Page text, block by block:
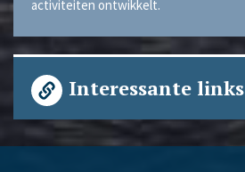
activiteiten ontwikkelt.
Interessante links